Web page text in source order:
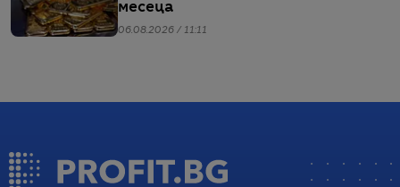
месеца
06.08.2026 / 11:11